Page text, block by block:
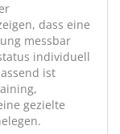
dass eine
messbar
individuell
ist
gezielte